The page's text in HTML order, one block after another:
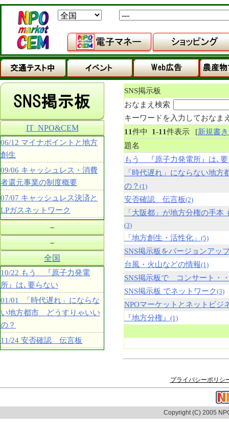
SNS掲示板
おなまえ検索
キーワードを入力しておなま
11件中 1-11件表示 [新規書
題名
もう 『原子力発電所』は､要
「時代遅れ」にならない地
の？ (1)
安否確認 伝言板(2)
「大阪都」が地方分権の手本
(3)
「地方創生・活性化」 (5)
SNS掲示板をバージョンアッ
台風・火山などの情報(1)
SNS掲示板で コンサート・
SNS掲示板 でネットワーク(3)
NPOマーケットとネットビジ
『地方分権』 (1)
IT_NPO&CEM
06/12 マイナポイントと地方
創生
09/06 キャッシュレス・消費
者還元事業の制度概要
07/07 キャッシュレス決済と
LPガスネットワーク
－
－
全国
10/22 もう 『原子力発電
所』は､要らない
01/01 「時代遅れ」にならな
い地方都市 どうすりゃいい
の？
11/24 安否確認 伝言板
プライバシーポリシ
Copyright (C) 2005